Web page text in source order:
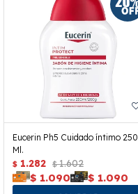
Eucerin Ph5 Cuidado íntimo 250
Ml.
$ 1.282 $ 1.602
$ 1.090 $ 1.090